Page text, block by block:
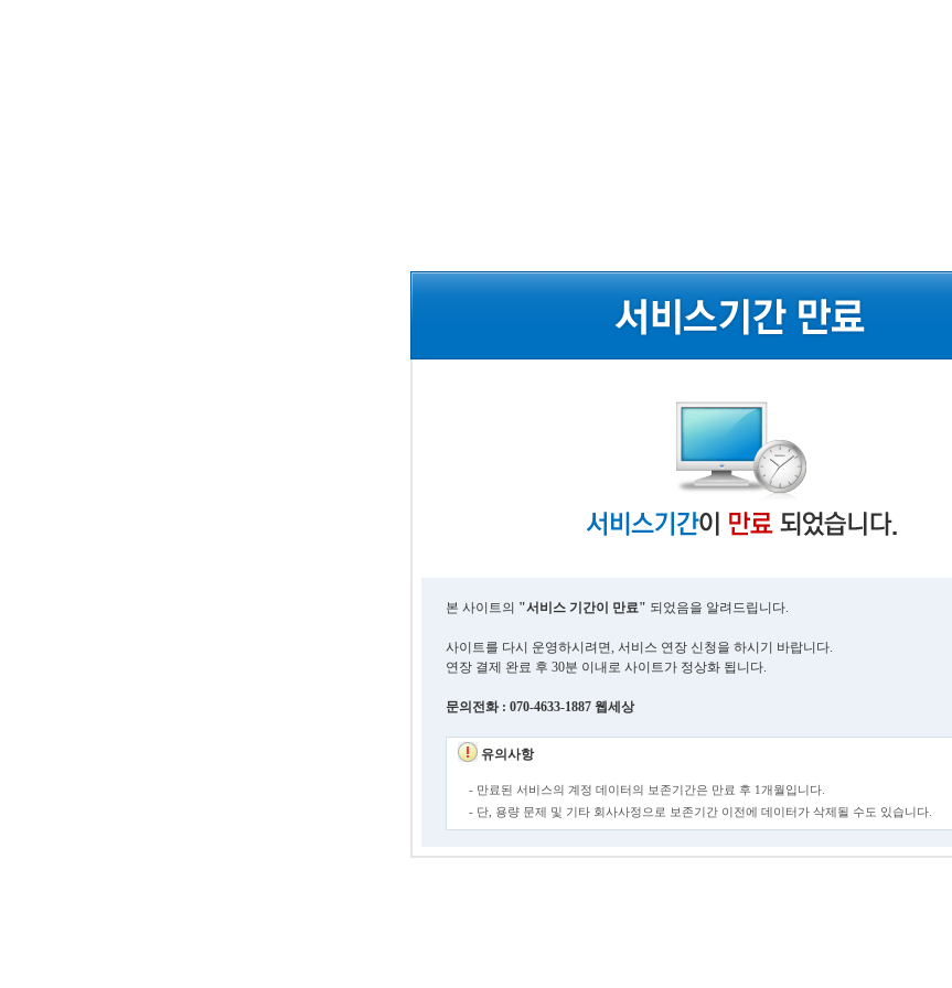
본 사이트의 "서비스 기간이 만료" 되었음을 알려드립니다.
사이트를 다시 운영하시려면, 서비스 연장 신청을 하시기 바랍니다.
연장 결제 완료 후 30분 이내로 사이트가 정상화 됩니다.
문의전화 : 070-4633-1887 웹세상
유의사항
- 만료된 서비스의 계정 데이터의 보존기간은 만료 후 1개월입니다.
- 단, 용량 문제 및 기타 회사사정으로 보존기간 이전에 데이터가 삭제될 수도 있습니다.